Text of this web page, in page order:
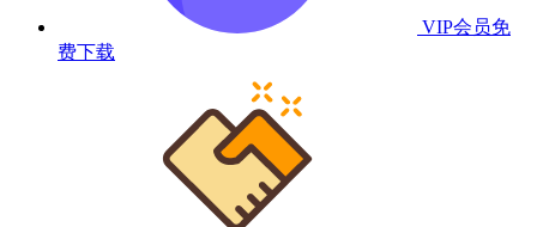
VIP会员免
费下载